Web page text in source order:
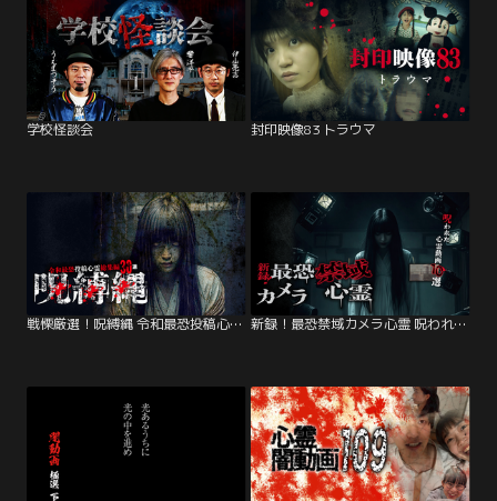
学校怪談会 封印映像83 トラウマ
戦慄厳選！呪縛縄 令和最恐投稿心霊総集編30本 新録！最恐禁域カメラ心霊 呪われた心霊動画10選